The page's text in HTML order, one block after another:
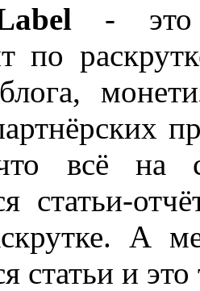
- это
по
всё на
статьи-
А
статьи и